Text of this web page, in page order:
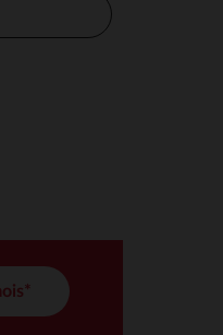
la conformité avec